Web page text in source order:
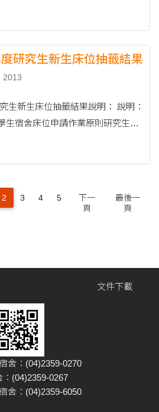
組會於1至2個工作天內(不包含假
「宿舍棟別交換資....
度研究生新生床位抽籤結果
2013
生宿舍床位申請作業原則研究生新
2 3 4 5
下一
頁
最後一
頁
文件下載
舍：(04)2359-0270
：(04)2359-0267
舍：(04)2359-6050